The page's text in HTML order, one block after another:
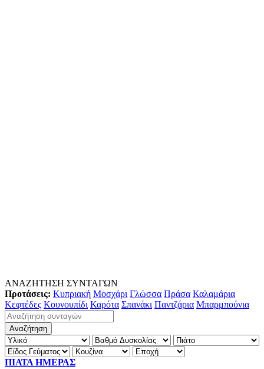
ΑΝΑΖΗΤΗΣΗ ΣΥΝΤΑΓΩΝ
Προτάσεις: Κυπριακή Μοσχάρι Γλώσσα Πράσα Καλαμάρια
Κεφτέδες Κουνουπίδι Καρότα Σπανάκι Παντζάρια Μπαρμπούνια
ΠΙΑΤΑ ΗΜΕΡΑΣ